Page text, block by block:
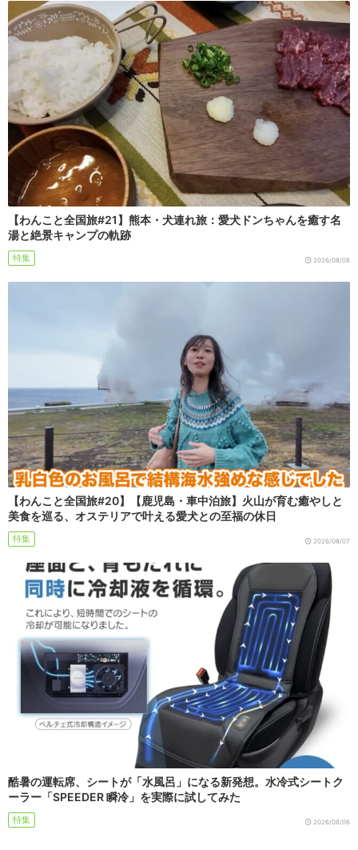
【わんこと全国旅#21】熊本・犬連れ旅：愛犬ドンちゃんを癒す名
湯と絶景キャンプの軌跡
特集 2026/08/08
【わんこと全国旅#20】【鹿児島・車中泊旅】火山が育む癒やしと
美食を巡る、オステリアで叶える愛犬との至福の休日
特集 2026/08/07
酷暑の運転席、シートが「水風呂」になる新発想。水冷式シートク
ーラー「SPEEDER 瞬冷」を実際に試してみた
特集 2026/08/06